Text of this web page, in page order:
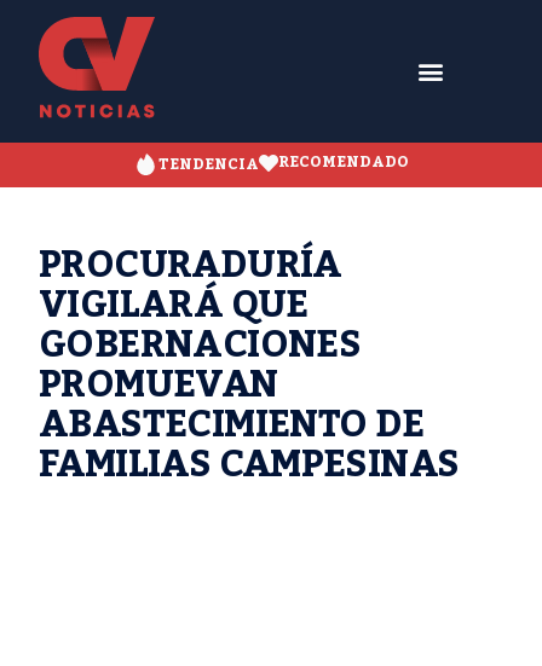
TENDENCIA RECOMENDADO
PROCURADURÍA
VIGILARÁ QUE
GOBERNACIONES
PROMUEVAN
ABASTECIMIENTO DE
FAMILIAS CAMPESINAS